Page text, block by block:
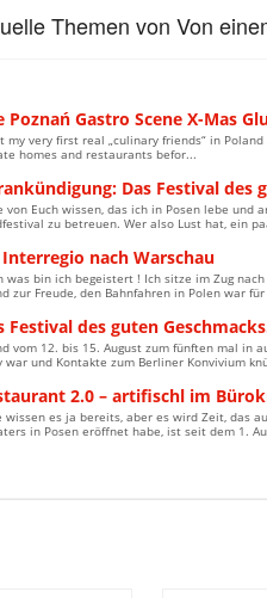
Themen von Von
Poznań Gastro Scene X-Mas
my very first real „culinary friends“ in
homes and restaurants befor...
Das Festival des
von Euch wissen, das ich in Posen lebe und
zu betreuen. Wer also Lust hat, ein
nach Warschau
was bin ich begeistert ! Ich sitze im Zug
zur Freude, den Bahnfahren in Polen war
Festival des guten
vom 12. bis 15. August zum fünften mal in
war und Kontakte zum Berliner Konvivium
2.0 – artifischl im
wissen es ja bereits, aber es wird Zeit, das
in Posen eröffnet habe, ist seit dem 1.